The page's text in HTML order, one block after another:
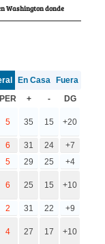
Washington donde
En Casa Fuera
PER + - DG
5 35 15 +20
6 31 24
+7
5 29 25 +4
6 25 15 +10
2 31 22 +9
4 27 17 +10